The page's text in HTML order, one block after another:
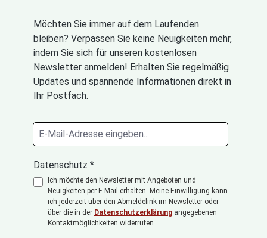
Möchten Sie immer auf dem Laufenden
bleiben? Verpassen Sie keine Neuigkeiten mehr,
indem Sie sich für unseren kostenlosen
Newsletter anmelden! Erhalten Sie regelmäßig
Updates und spannende Informationen direkt in
Ihr Postfach.
Datenschutz *
Ich möchte den Newsletter mit Angeboten und
Neuigkeiten per E-Mail erhalten. Meine Einwilligung kann
ich jederzeit über den Abmeldelink im Newsletter oder
über die in der Datenschutzerklärung angegebenen
Kontaktmöglichkeiten widerrufen.